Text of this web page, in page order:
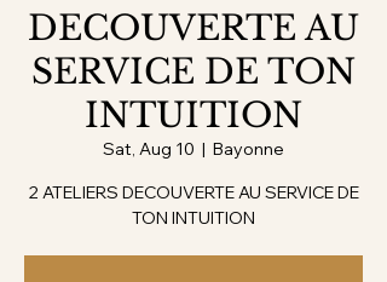
DECOUVERTE AU
SERVICE DE TON
INTUITION
Sat, Aug 10
  |
Bayonne
2 ATELIERS DECOUVERTE AU SERVICE DE
TON INTUITION